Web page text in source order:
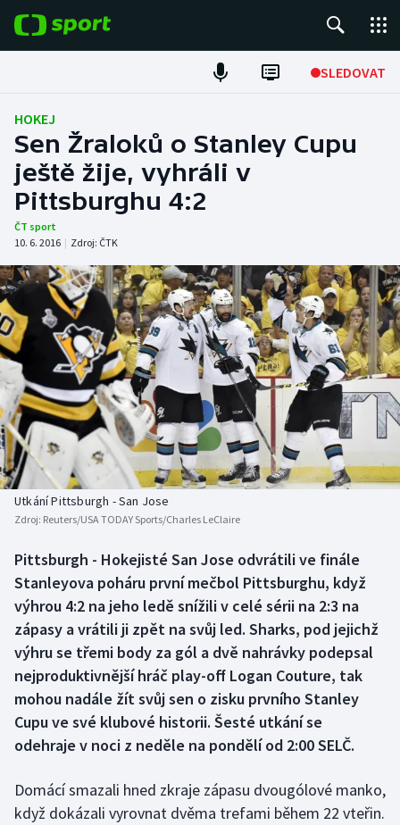
SLEDOVAT
Fotbal
Hokej
Tenis
Atletika
Cyklistika
DALŠÍ SPORTY
Americký fotbal
Baseball a softbal
Basketbal
Biatlon
Box
Curling
Dostihy
Futsal
Golf
NEPŘEHLÉDNĚTE
Soutěže
Historické návraty
Aplikace ČT sport
HOKEJ
Sen Žraloků o Stanley Cupu
ještě žije, vyhráli v
Pittsburghu 4:2
ČT sport
10. 6. 2016 | Zdroj: ČTK
Utkání Pittsburgh - San Jose
Zdroj: Reuters/USA TODAY Sports/Charles LeClaire
Pittsburgh - Hokejisté San Jose odvrátili ve finále
Stanleyova poháru první mečbol Pittsburghu, když
výhrou 4:2 na jeho ledě snížili v celé sérii na 2:3 na
zápasy a vrátili ji zpět na svůj led. Sharks, pod jejichž
výhru se třemi body za gól a dvě nahrávky podepsal
nejproduktivnější hráč play-off Logan Couture, tak
mohou nadále žít svůj sen o zisku prvního Stanley
Cupu ve své klubové historii. Šesté utkání se
odehraje v noci z neděle na pondělí od 2:00 SELČ.
Domácí smazali hned zkraje zápasu dvougólové manko,
když dokázali vyrovnat dvěma trefami během 22 vteřin.